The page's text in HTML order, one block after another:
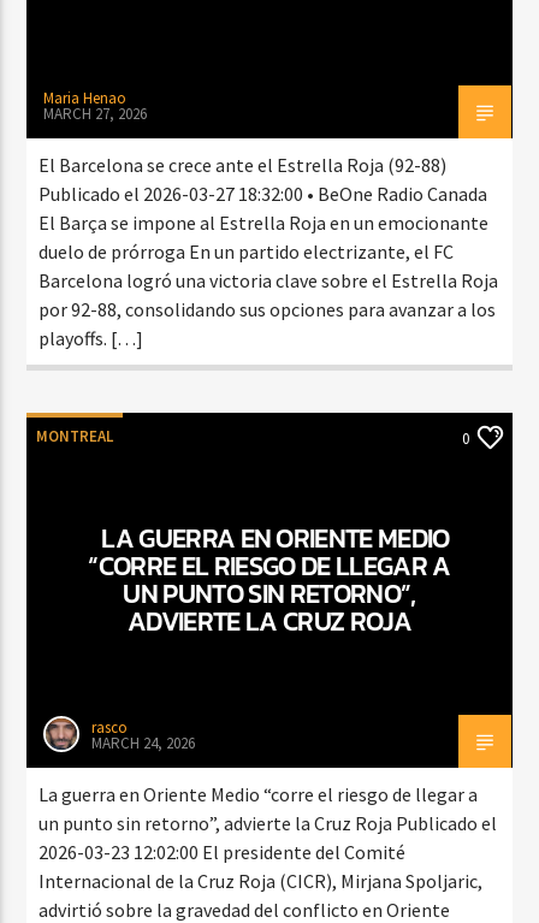
Maria Henao
MARCH 27, 2026
El Barcelona se crece ante el Estrella Roja (92-88)
Publicado el 2026-03-27 18:32:00 • BeOne Radio Canada
El Barça se impone al Estrella Roja en un emocionante
duelo de prórroga En un partido electrizante, el FC
Barcelona logró una victoria clave sobre el Estrella Roja
por 92-88, consolidando sus opciones para avanzar a los
playoffs. […]
MONTREAL 0
LA GUERRA EN ORIENTE MEDIO
“CORRE EL RIESGO DE LLEGAR A
UN PUNTO SIN RETORNO”,
ADVIERTE LA CRUZ ROJA
rasco
MARCH 24, 2026
La guerra en Oriente Medio “corre el riesgo de llegar a
un punto sin retorno”, advierte la Cruz Roja Publicado el
2026-03-23 12:02:00 El presidente del Comité
Internacional de la Cruz Roja (CICR), Mirjana Spoljaric,
advirtió sobre la gravedad del conflicto en Oriente